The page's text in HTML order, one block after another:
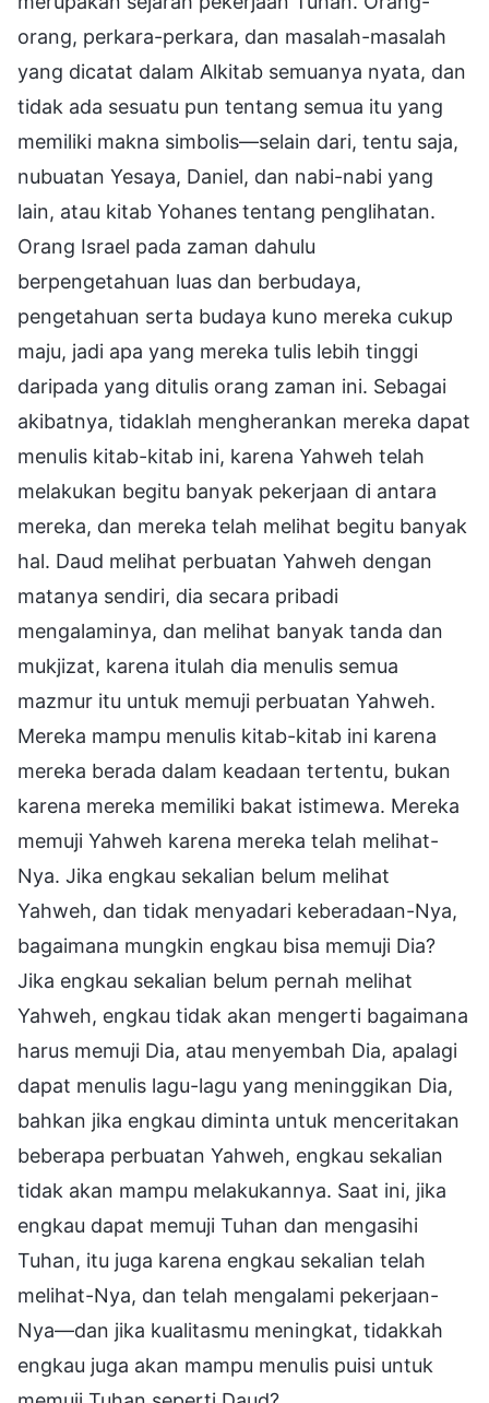
orang, perkara-perkara, dan masalah-masalah
yang dicatat dalam Alkitab semuanya nyata, dan
tidak ada sesuatu pun tentang semua itu yang
memiliki makna simbolis—selain dari, tentu saja,
nubuatan Yesaya, Daniel, dan nabi-nabi yang
lain, atau kitab Yohanes tentang penglihatan.
Orang Israel pada zaman dahulu
berpengetahuan luas dan berbudaya,
pengetahuan serta budaya kuno mereka cukup
maju, jadi apa yang mereka tulis lebih tinggi
daripada yang ditulis orang zaman ini. Sebagai
akibatnya, tidaklah mengherankan mereka dapat
menulis kitab-kitab ini, karena Yahweh telah
melakukan begitu banyak pekerjaan di antara
mereka, dan mereka telah melihat begitu banyak
hal. Daud melihat perbuatan Yahweh dengan
matanya sendiri, dia secara pribadi
mengalaminya, dan melihat banyak tanda dan
mukjizat, karena itulah dia menulis semua
mazmur itu untuk memuji perbuatan Yahweh.
Mereka mampu menulis kitab-kitab ini karena
mereka berada dalam keadaan tertentu, bukan
karena mereka memiliki bakat istimewa. Mereka
memuji Yahweh karena mereka telah melihat-
Nya. Jika engkau sekalian belum melihat
Yahweh, dan tidak menyadari keberadaan-Nya,
bagaimana mungkin engkau bisa memuji Dia?
Jika engkau sekalian belum pernah melihat
Yahweh, engkau tidak akan mengerti bagaimana
harus memuji Dia, atau menyembah Dia, apalagi
dapat menulis lagu-lagu yang meninggikan Dia,
bahkan jika engkau diminta untuk menceritakan
beberapa perbuatan Yahweh, engkau sekalian
tidak akan mampu melakukannya. Saat ini, jika
engkau dapat memuji Tuhan dan mengasihi
Tuhan, itu juga karena engkau sekalian telah
melihat-Nya, dan telah mengalami pekerjaan-
Nya—dan jika kualitasmu meningkat, tidakkah
engkau juga akan mampu menulis puisi untuk